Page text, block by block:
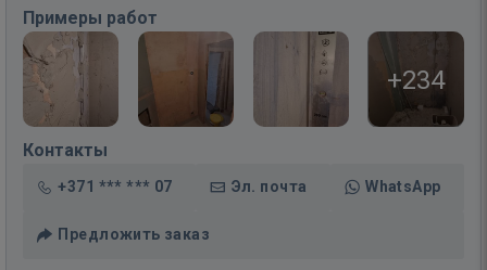
Примеры работ
+234
Контакты
+371 *** *** 07 Эл. почта WhatsApp
Предложить заказ